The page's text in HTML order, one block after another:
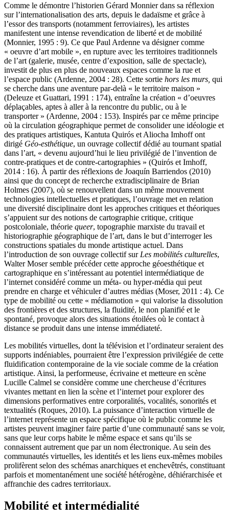
Comme le démontre l’historien Gérard Monnier dans sa réflexion
sur l’internationalisation des arts, depuis le dadaïsme et grâce à
l’essor des transports (notamment ferroviaires), les artistes
manifestent une intense revendication de liberté et de mobilité
(Monnier, 1995 : 9). Ce que Paul Ardenne va désigner comme
« oeuvre d’art mobile », en rupture avec les territoires traditionnels
de l’art (galerie, musée, centre d’exposition, salle de spectacle),
investit de plus en plus de nouveaux espaces comme la rue et
l’espace public (Ardenne, 2004 : 28). Cette sortie hors les murs, qui
se cherche dans une aventure par-delà « le territoire maison »
(Deleuze et Guattari, 1991 : 174), entraîne la création « d’oeuvres
déplaçables, aptes à aller à la rencontre du public, ou à le
transporter » (Ardenne, 2004 : 153). Inspirés par ce même principe
où la circulation géographique permet de consolider une idéologie et
des pratiques artistiques, Kantuta Quirós et Aliocha Imhoff ont
dirigé Géo-esthétique, un ouvrage collectif dédié au tournant spatial
dans l’art, « devenu aujourd’hui le lieu privilégié de l’invention de
contre-pratiques et de contre-cartographies » (Quirós et Imhoff,
2014 : 16). À partir des réflexions de Joaquín Barriendos (2010)
ainsi que du concept de recherche extradisciplinaire de Brian
Holmes (2007), où se renouvellent dans un même mouvement
technologies intellectuelles et pratiques, l’ouvrage met en relation
une diversité disciplinaire dont les approches critiques et théoriques
s’appuient sur des notions de cartographie critique, critique
postcoloniale, théorie queer, topographie marxiste du travail et
historiographie géographique de l’art, dans le but d’interroger les
constructions spatiales du monde artistique actuel. Dans
l’introduction de son ouvrage collectif sur Les mobilités culturelles,
Walter Moser semble précéder cette approche géoesthétique et
cartographique en s’intéressant au potentiel intermédiatique de
l’internet considéré comme un méta- ou hyper-média qui peut
prendre en charge et véhiculer d’autres médias (Moser, 2011 : 4). Ce
type de mobilité ou cette « médiamotion » qui valorise la dissolution
des frontières et des structures, la fluidité, le non planifié et le
spontané, provoque alors des situations étoilées où le contact à
distance se produit dans une intense immédiateté.
Les mobilités virtuelles, dont la télévision et l’ordinateur seraient des
supports indéniables, pourraient être l’expression privilégiée de cette
fluidification contemporaine de la vie sociale comme de la création
artistique. Ainsi, la performeuse, écrivaine et metteure en scène
Lucille Calmel se considère comme une chercheuse d’écritures
vivantes mettant en lien la scène et l’internet pour explorer des
dimensions performatives entre corporalités, vocalités, sonorités et
textualités (Roques, 2010). La puissance d’interaction virtuelle de
l’internet représente un espace spécifique où le public comme les
artistes peuvent imaginer faire partie d’une communauté sans se voir,
sans que leur corps habite le même espace et sans qu’ils se
connaissent autrement que par un nom électronique. Au sein des
communautés virtuelles, les identités et les liens eux-mêmes mobiles
prolifèrent selon des schémas anarchiques et enchevêtrés, constituant
parfois et momentanément une société hétérogène, déhiérarchisée et
affranchie des cadres territoriaux.
Mobilité et intermédialité